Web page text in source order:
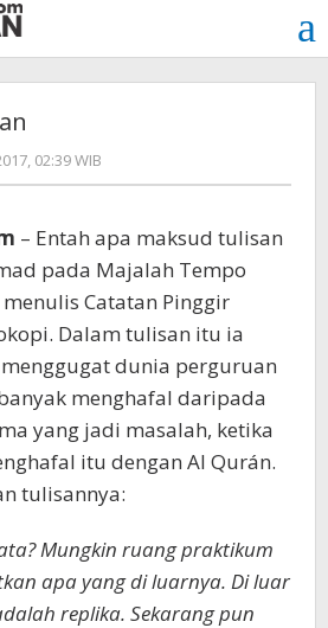
02:39 WIB
redaksi
– Entah apa maksud tulisan
pada Majalah Tempo
Catatan Pinggir
Dalam tulisan itu ia
dunia perguruan
menghafal daripada
yang jadi masalah, ketika
itu dengan Al Qurán.
tulisannya:
Mungkin ruang praktikum
apa yang di luarnya. Di luar
replika. Sekarang pun